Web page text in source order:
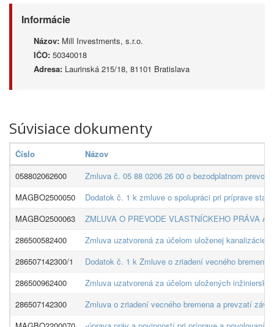
Informácie
Názov: Mill Investments, s.r.o.
IČO: 50340018
Adresa: Laurinská 215/18, 81101 Bratislava
Súvisiace dokumenty
Číslo
Názov
058802062600
Zmluva č. 05 88 0206 26 00 o bezodplatnom
MAGBO2500050
Dodatok č. 1 k zmluve o spolupráci pri príprave
MAGBO2500063
ZMLUVA O PREVODE VLASTNÍCKEHO PRÁVA A
286500582400
Zmluva uzatvorená za účelom uloženej kanalizácie
286507142300/1
Dodatok č. 1 k Zmluve o zriadení vecného
286500962400
Zmluva uzatvorená za účelom uložených
286507142300
Zmluva o zriadení vecného bremena a prevzatí